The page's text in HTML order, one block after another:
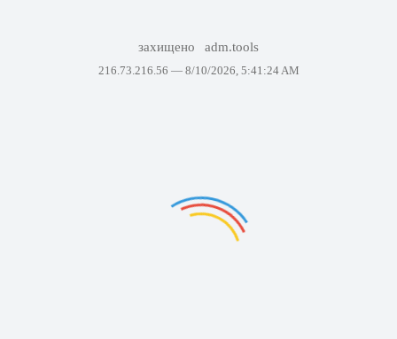
захищено adm.tools
216.73.216.56 — 8/10/2026, 5:41:24 AM